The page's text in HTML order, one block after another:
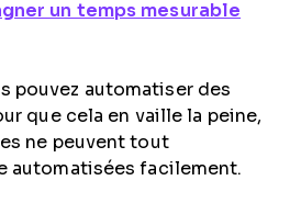
un temps mesurable
pouvez automatiser des
que cela en vaille la peine,
ne peuvent tout
automatisées facilement.